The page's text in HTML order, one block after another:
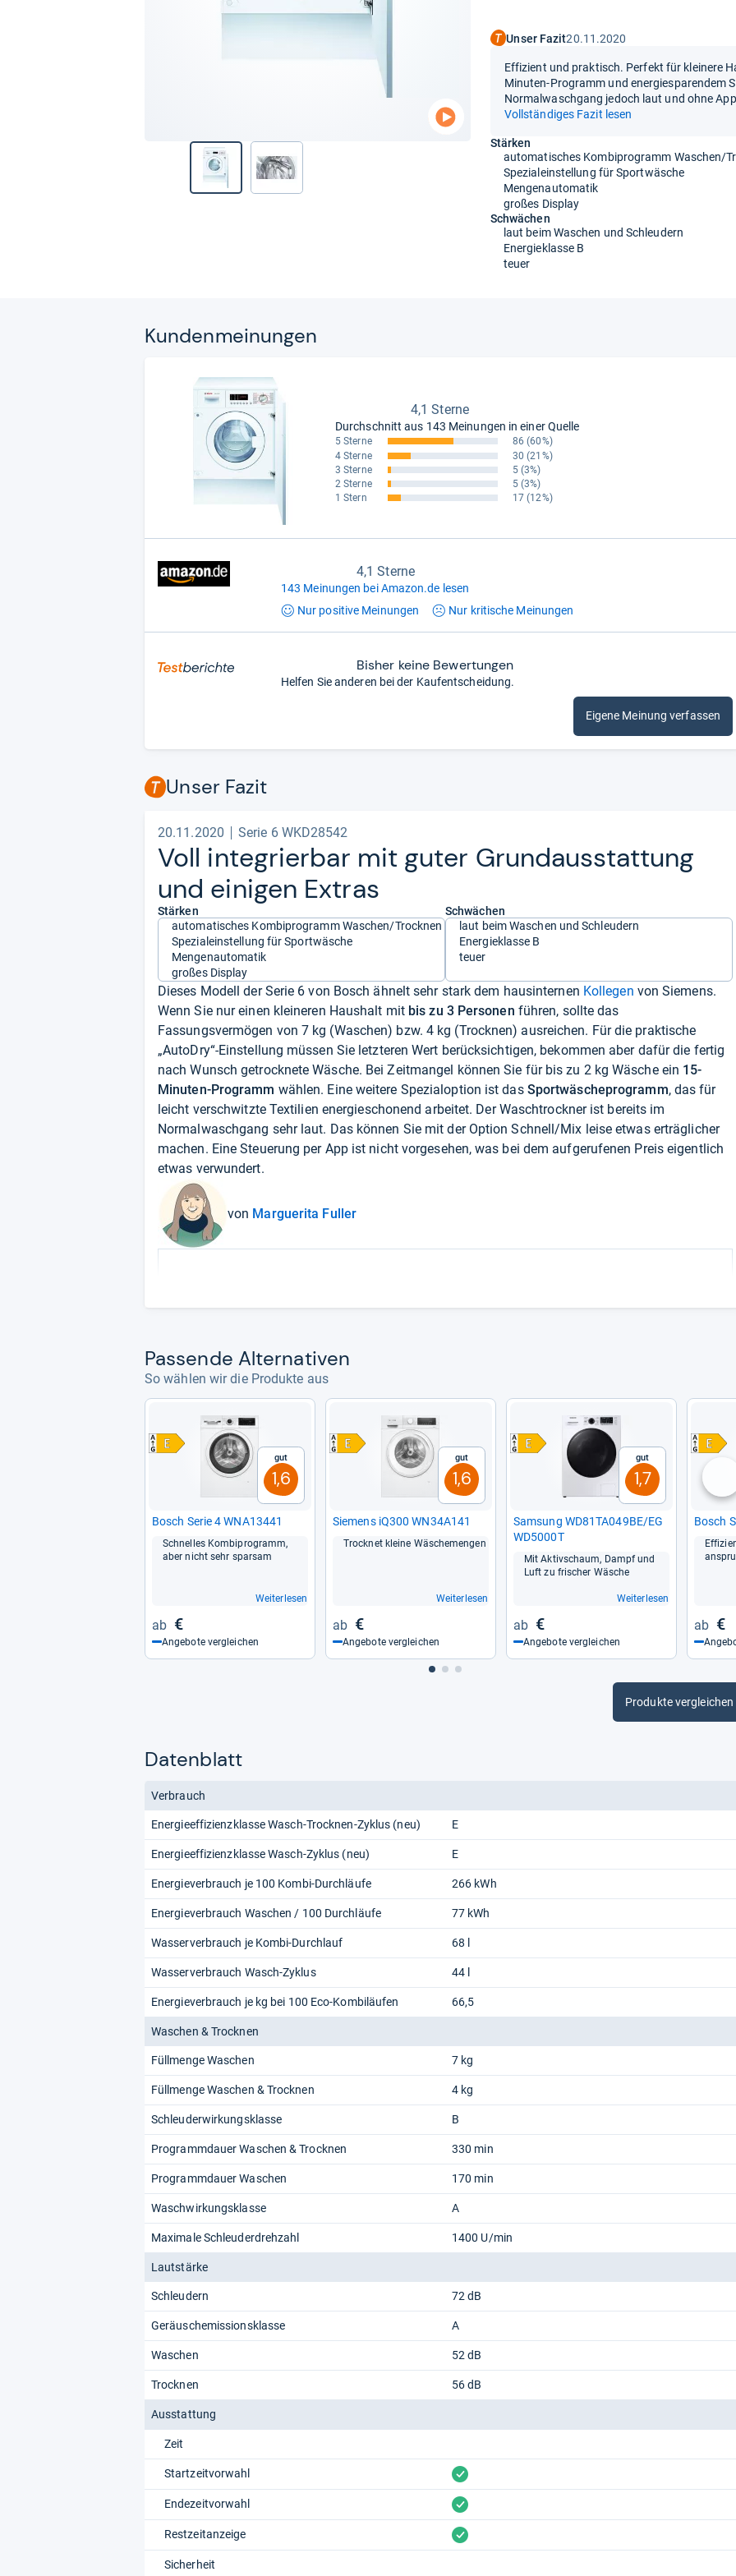
Unser Fazit20.11.2020
Effizient und praktisch. Perfekt für kleinere
Minuten-Programm und energiesparendem
Normalwaschgang jedoch laut und ohne
Vollständiges Fazit lesen
Stärken
automatisches Kombiprogramm Waschen/
Spezialeinstellung für Sportwäsche
Mengenautomatik
großes Display
Schwächen
laut beim Waschen und Schleudern
Energieklasse B
teuer
Kun­den­mei­nun­gen
4,1 Sterne
Durchschnitt aus 143 Meinungen in einer Quelle
5 Sterne 86 (60%)
4 Sterne
30 (21%)
3 Sterne
5 (3%)
2 Sterne
5 (3%)
1 Stern
17 (12%)
4,1 Sterne
143 Meinungen bei Amazon.de lesen
Nur positive Meinungen Nur kritische Meinungen
Bisher keine Bewertungen
Helfen Sie anderen bei der Kaufentscheidung.
Eigene Meinung verfassen
Unser Fazit
20.11.2020 Serie 6 WKD28542
Voll inte­grier­bar mit guter Grund­aus­stat­tung
und eini­gen Extras
Stärken
automatisches Kombiprogramm Waschen/Trocknen
Spezialeinstellung für Sportwäsche
Mengenautomatik
großes Display
Schwächen
laut beim Waschen und Schleudern
Energieklasse B
teuer
Dieses Modell der Serie 6 von Bosch ähnelt sehr stark dem hausinternen Kollegen von Siemens.
Wenn Sie nur einen kleineren Haushalt mit bis zu 3 Personen führen, sollte das
Fassungsvermögen von 7 kg (Waschen) bzw. 4 kg (Trocknen) ausreichen. Für die praktische
„AutoDry“-Einstellung müssen Sie letzteren Wert berücksichtigen, bekommen aber dafür die fertig
nach Wunsch getrocknete Wäsche. Bei Zeitmangel können Sie für bis zu 2 kg Wäsche ein 15-
Minuten-Programm wählen. Eine weitere Spezialoption ist das Sportwäscheprogramm, das für
leicht verschwitzte Textilien energieschonend arbeitet. Der Waschtrockner ist bereits im
Normalwaschgang sehr laut. Das können Sie mit der Option Schnell/Mix leise etwas erträglicher
machen. Eine Steuerung per App ist nicht vorgesehen, was bei dem aufgerufenen Preis eigentlich
etwas verwundert.
von Marguerita Fuller
Pas­sende Alter­na­ti­ven
So wählen wir die Produkte aus
Gut
1,6
Bosch Serie 4 WNA13441
Schnel­les Kom­bi­pro­gramm,
aber nicht sehr spar­sam
Weiterlesen
€
Angebote vergleichen
Gut
1,6
Sie­mens iQ300 WN34A141
Trock­net kleine Wäsche­men­gen
Weiterlesen
€
Angebote vergleichen
Gut
1,7
Sam­sung WD81TA049BE/EG
WD5000T
Mit Aktivschaum, Dampf und
Luft zu fri­scher Wäsche
Weiterlesen
€
Angebote vergleichen
Bosch
€
Produkte vergleichen
Datenblatt
Verbrauch
Energieeffizienzklasse Wasch-Trocknen-Zyklus (neu) E
Energieeffizienzklasse Wasch-Zyklus (neu) E
Energieverbrauch je 100 Kombi-Durchläufe 266 kWh
Energieverbrauch Waschen / 100 Durchläufe 77 kWh
Wasserverbrauch je Kombi-Durchlauf 68 l
Wasserverbrauch Wasch-Zyklus 44 l
Energieverbrauch je kg bei 100 Eco-Kombiläufen 66,5
Waschen & Trocknen
Füllmenge Waschen 7 kg
Füllmenge Waschen & Trocknen 4 kg
Schleuderwirkungsklasse B
Programmdauer Waschen & Trocknen 330 min
Programmdauer Waschen 170 min
Waschwirkungsklasse A
Maximale Schleuderdrehzahl 1400 U/min
Lautstärke
Schleudern 72 dB
Geräuschemissionsklasse A
Waschen 52 dB
Trocknen 56 dB
Ausstattung
Zeit
Startzeitvorwahl vorhanden
Endezeitvorwahl vorhanden
Restzeitanzeige vorhanden
Sicherheit